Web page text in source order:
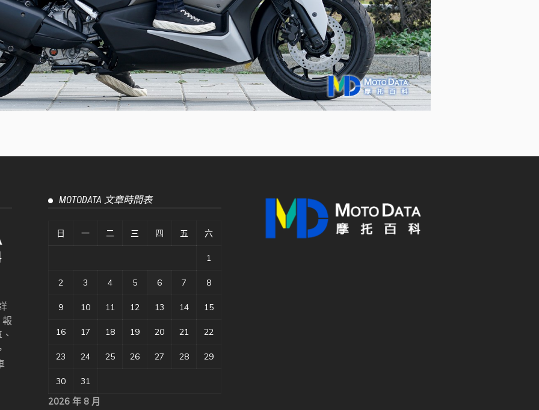
MOTODATA 文章時間表
2026 年 8 月
日 一 二 三 四 五 六
1
2 3 4 5 6 7 8
9 10 11 12 13 14 15
16 17 18 19 20 21 22
23 24 25 26 27 28 29
30 31